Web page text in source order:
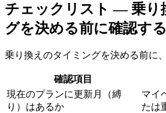
チェックリスト — 乗り
グを決める前に確認す
乗り換えのタイミングを決める前に
確認項目
現在のプランに更新月（縛
り）はあるか
マイ
たは